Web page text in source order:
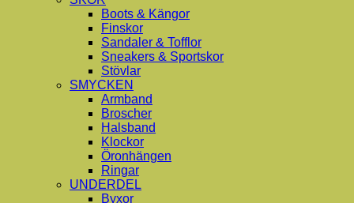
Boots & Kängor
Finskor
Sandaler & Tofflor
Sneakers & Sportskor
Stövlar
SMYCKEN
Armband
Broscher
Halsband
Klockor
Öronhängen
Ringar
UNDERDEL
Byxor